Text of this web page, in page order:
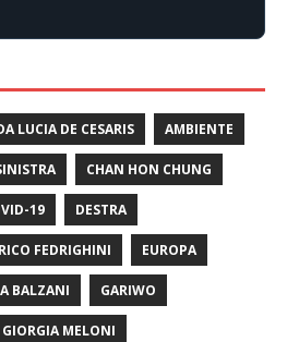
LUCIA DE CESARIS AMBIENTE
CHAN HON CHUNG
19 DESTRA
FEDRIGHINI EUROPA
BALZANI GARIWO
GIORGIA MELONI